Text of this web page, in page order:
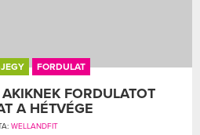
FORDULAT
FORDULATOT
A HÉTVÉGE
WELLANDFIT